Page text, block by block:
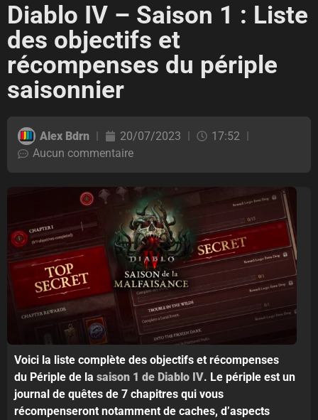
Diablo IV – Saison 1 : Liste
des objectifs et
récompenses du périple
saisonnier
Alex Bdrn 20/07/2023
17:52
Aucun commentaire
Voici la liste complète des objectifs et récompenses
du Périple de la saison 1 de Diablo IV. Le périple est un
journal de quêtes de 7 chapitres qui vous
récompenseront notamment de caches, d’aspects